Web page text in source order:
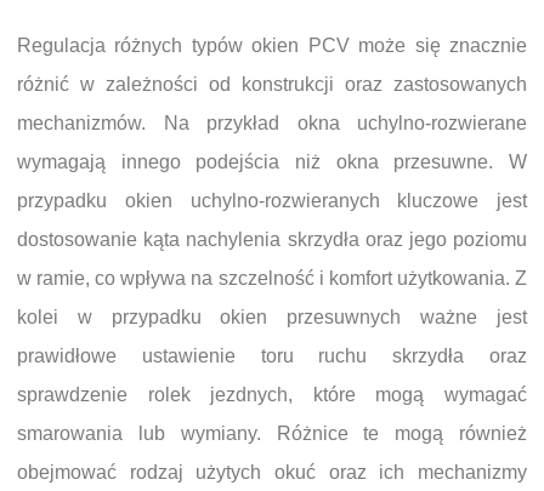
Regulacja różnych typów okien PCV może się znacznie
różnić w zależności od konstrukcji oraz zastosowanych
mechanizmów. Na przykład okna uchylno-rozwierane
wymagają innego podejścia niż okna przesuwne. W
przypadku okien uchylno-rozwieranych kluczowe jest
dostosowanie kąta nachylenia skrzydła oraz jego poziomu
w ramie, co wpływa na szczelność i komfort użytkowania. Z
kolei w przypadku okien przesuwnych ważne jest
prawidłowe ustawienie toru ruchu skrzydła oraz
sprawdzenie rolek jezdnych, które mogą wymagać
smarowania lub wymiany. Różnice te mogą również
obejmować rodzaj użytych okuć oraz ich mechanizmy